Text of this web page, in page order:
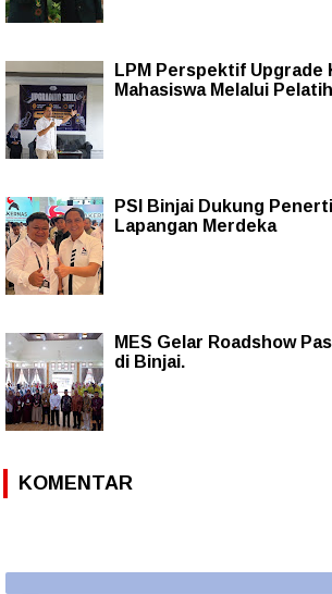
LPM Perspektif Upgrade
Mahasiswa Melalui
PSI Binjai Dukung
Lapangan Merdeka
MES Gelar Roadshow
di Binjai.
KOMENTAR